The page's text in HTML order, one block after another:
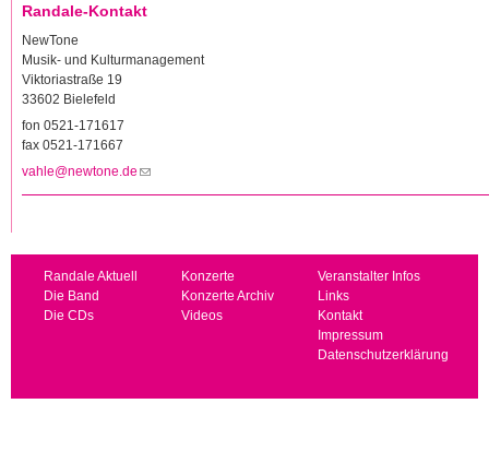
Randale-Kontakt
NewTone
Musik- und Kulturmanagement
Viktoriastraße 19
33602 Bielefeld
fon 0521-171617
fax 0521-171667
vahle@newtone.de (Link sendet E-Mail)
Randale Aktuell
Die Band
Die CDs
Konzerte
Konzerte Archiv
Videos
Veranstalter Infos
Links
Kontakt
Impressum
Datenschutzerklärung